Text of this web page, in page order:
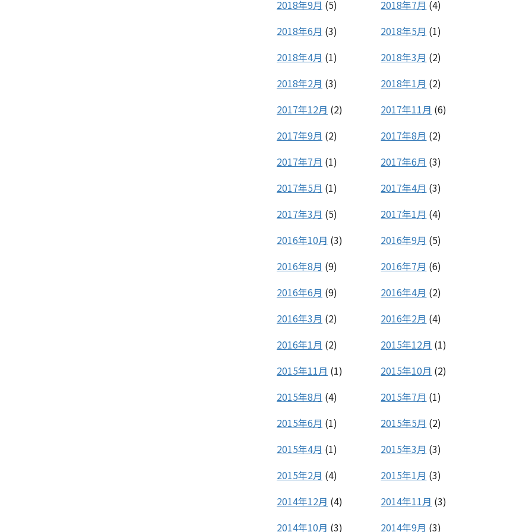
2018年9月 (5) 2018年7月 (4)
2018年6月 (3) 2018年5月 (1)
2018年4月 (1) 2018年3月 (2)
2018年2月 (3) 2018年1月 (2)
2017年12月 (2) 2017年11月 (6)
2017年9月 (2) 2017年8月 (2)
2017年7月 (1) 2017年6月 (3)
2017年5月 (1) 2017年4月 (3)
2017年3月 (5) 2017年1月 (4)
2016年10月 (3) 2016年9月 (5)
2016年8月 (9) 2016年7月 (6)
2016年6月 (9) 2016年4月 (2)
2016年3月 (2) 2016年2月 (4)
2016年1月 (2) 2015年12月 (1)
2015年11月 (1) 2015年10月 (2)
2015年8月 (4) 2015年7月 (1)
2015年6月 (1) 2015年5月 (2)
2015年4月 (1) 2015年3月 (3)
2015年2月 (4) 2015年1月 (3)
2014年12月 (4) 2014年11月 (3)
2014年10月 (3) 2014年9月 (3)